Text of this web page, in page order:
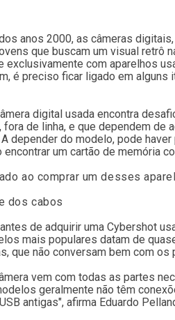
anos 2000, as câmeras
que buscam um visual retrô
com aparelhos
é preciso ficar ligado em alguns
digital usada encontra
de linha, e que dependem de
depender do modelo, pode
um cartão de memória
ao comprar um desses
dos cabos
de adquirir uma Cybershot
mais populares datam de
que não conversam bem com os
vem com todas as partes
geralmente não têm
antigas", afirma Eduardo